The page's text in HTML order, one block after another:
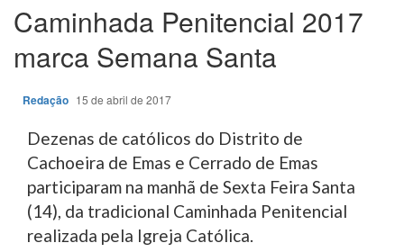
Caminhada Penitencial 2017
marca Semana Santa
Redação 15 de abril de 2017
Dezenas de católicos do Distrito de
Cachoeira de Emas e Cerrado de Emas
participaram na manhã de Sexta Feira Santa
(14), da tradicional Caminhada Penitencial
realizada pela Igreja Católica.